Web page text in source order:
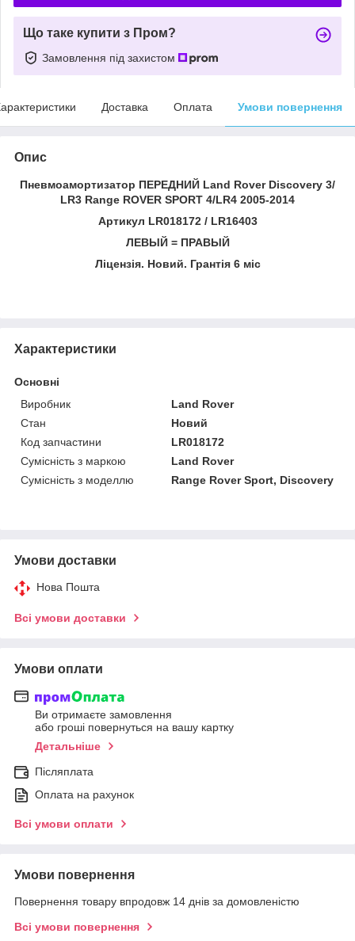
Що таке купити з Пром?
Замовлення під захистом
Доставка Оплата Умови повернення
Опис
Пневмоамортизатор ПЕРЕДНИЙ Land Rover Discovery 3/
LR3 Range ROVER SPORT 4/LR4 2005-2014
Артикул LR018172 / LR16403
ЛЕВЫЙ = ПРАВЫЙ
Ліцензія. Новий. Грантія 6 міс
Характеристики
Основні
Виробник
Land Rover
Стан
Новий
Код запчастини
LR018172
Сумісність з маркою
Land Rover
Сумісність з моделлю
Range Rover Sport, Discovery
Умови доставки
Нова Пошта
Всі умови доставки
Умови оплати
Ви отримаєте замовлення
або гроші повернуться на вашу картку
Детальніше
Післяплата
Оплата на рахунок
Всі умови оплати
Умови повернення
Повернення товару впродовж 14 днів за домовленістю
Всі умови повернення